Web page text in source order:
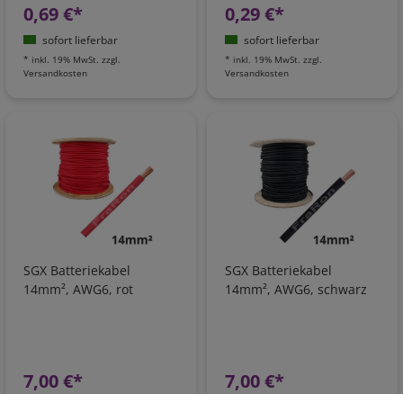
0,69 €*
sofort lieferbar
* inkl. 19% MwSt. zzgl.
Versandkosten
0,29 €*
sofort lieferbar
* inkl. 19% MwSt. zzgl.
Versandkosten
SGX Batteriekabel
14mm², AWG6, rot
7,00 €*
SGX Batteriekabel
14mm², AWG6, schwarz
7,00 €*